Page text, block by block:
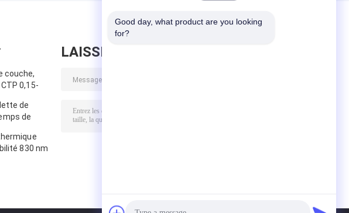
couche,
0,15-
de
de
830 nm
LAISSEZ UN MESSAGE
Good day, what product are you looking
for?